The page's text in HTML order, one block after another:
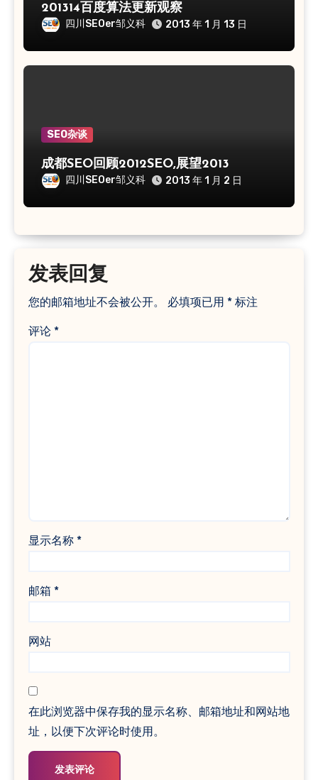
201314百度算法更新观察
四川SEOer邹义科 2013 年 1 月 13 日
SEO杂谈
成都SEO回顾2012SEO,展望2013
四川SEOer邹义科 2013 年 1 月 2 日
发表回复
您的邮箱地址不会被公开。 必填项已用 *标注
评论 *
显示名称 *
邮箱 *
网站
在此浏览器中保存我的显示名称、邮箱地址和网站地
址，以便下次评论时使用。